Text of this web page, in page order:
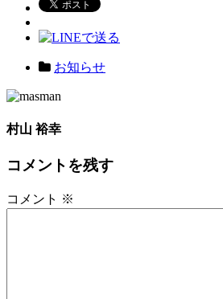
お知らせ
村山 裕幸
コメントを残す
コメント ※